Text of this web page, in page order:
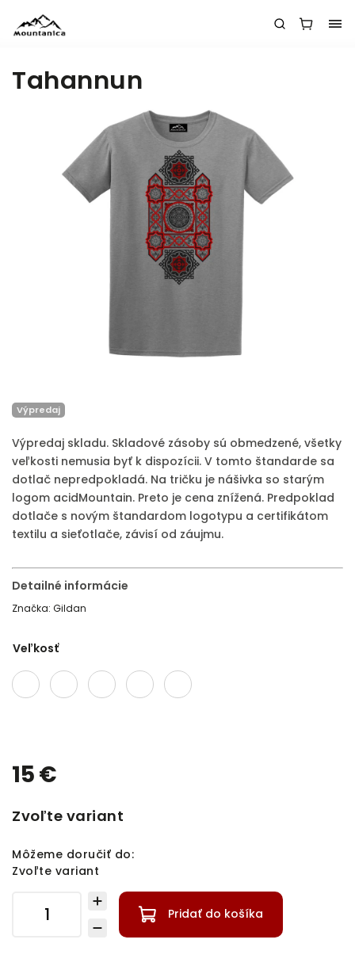
Tahannun
Výpredaj skladu. Skladové zásoby sú obmedzené, všetky
veľkosti nemusia byť k dispozícii. V tomto štandarde sa
dotlač nepredpokladá. Na tričku je nášivka so starým
logom acidMountain. Preto je cena znížená. Predpoklad
dotlače s novým štandardom logotypu a certifikátom
textilu a sieťotlače, závisí od záujmu.
Detailné informácie
Výpredaj
Značka: Gildan
Veľkosť
15 €
Zvoľte variant
Môžeme doručiť do:
Zvoľte variant
Pridať do košíka